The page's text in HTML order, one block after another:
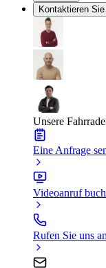
Kontaktieren
Unsere
Eine Anfrage
Videoanruf
Rufen Sie uns an